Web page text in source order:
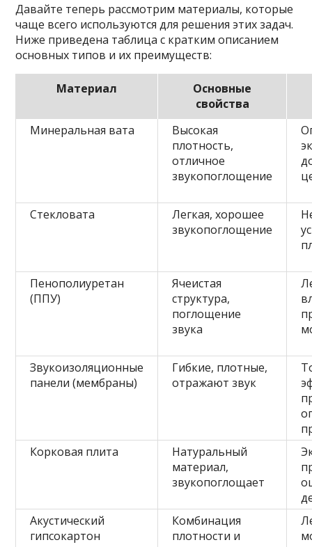
Давайте теперь рассмотрим материалы, которые
чаще всего используются для решения этих задач.
Ниже приведена таблица с кратким описанием
основных типов и их преимуществ:
Материал
Основные
свойства
Минеральная вата
Высокая
плотность,
отличное
звукопоглощение
Стекловата
Легкая, хорошее
звукопоглощение
Пенополиуретан
(ППУ)
Ячеистая
структура,
поглощение
звука
Звукоизоляционные
панели (мембраны)
Гибкие, плотные,
отражают звук
Корковая плита
Натуральный
материал,
звукопоглощает
Акустический
гипсокартон
Комбинация
плотности и